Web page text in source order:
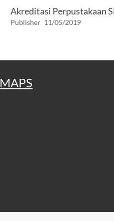
Akreditasi Perpustakaan
Publisher 11/05/2019
MAPS